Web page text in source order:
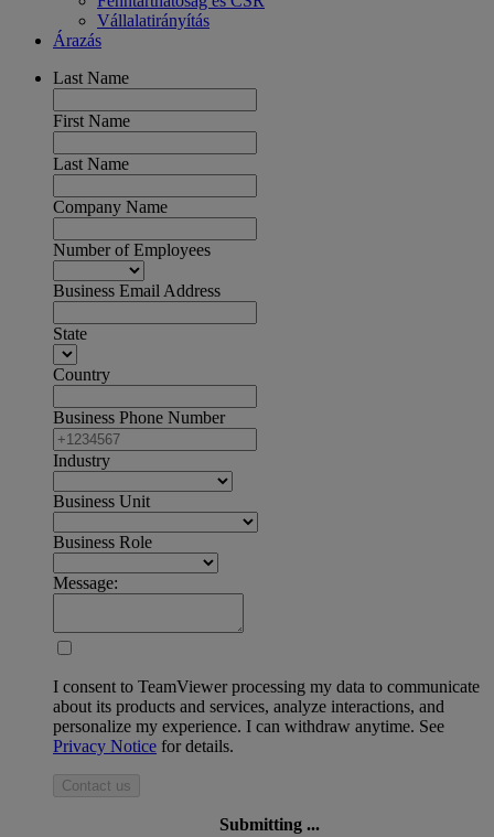
Vállalatirányítás
Árazás
Last Name
First Name
Last Name
Company Name
Number of Employees
Business Email Address
State
Country
Business Phone Number
Industry
Business Unit
Business Role
Message:
I consent to TeamViewer processing my data to communicate
about its products and services, analyze interactions, and
personalize my experience. I can withdraw anytime. See
Privacy Notice for details.
Contact us
Submitting ...